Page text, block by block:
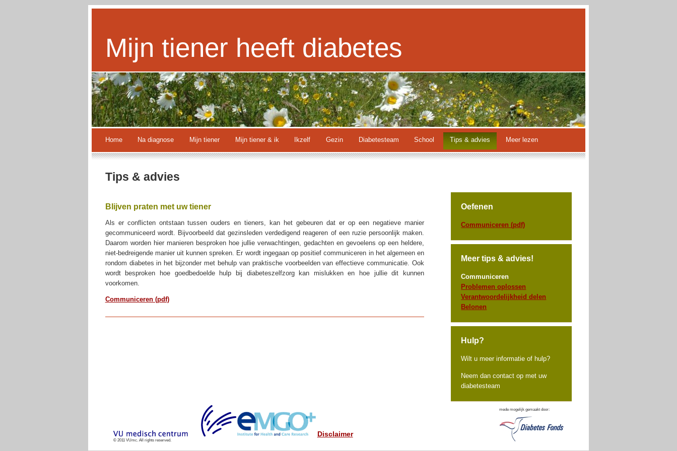
Mijn tiener heeft diabetes
Home Na diagnose Mijn tiener Mijn tiener & ik Ikzelf Gezin Diabetesteam School Tips & advies Meer lezen
Tips & advies
Blijven praten met uw tiener
Als er conflicten ontstaan tussen ouders en tieners, kan het gebeuren dat er op een negatieve manier
gecommuniceerd wordt. Bijvoorbeeld dat gezinsleden verdedigend reageren of een ruzie persoonlijk maken.
Daarom worden hier manieren besproken hoe jullie verwachtingen, gedachten en gevoelens op een heldere,
niet-bedreigende manier uit kunnen spreken. Er wordt ingegaan op positief communiceren in het algemeen en
rondom diabetes in het bijzonder met behulp van praktische voorbeelden van effectieve communicatie. Ook
wordt besproken hoe goedbedoelde hulp bij diabeteszelfzorg kan mislukken en hoe jullie dit kunnen
voorkomen.
Communiceren (pdf)
Oefenen
Communiceren (pdf)
Meer tips & advies!
Communiceren
Problemen oplossen
Verantwoordelijkheid delen
Belonen
Hulp?
Wilt u meer informatie of hulp?
Neem dan contact op met uw
diabetesteam
mede mogelijk gemaakt door:
Disclaimer
© 2011 VUmc. All rights reserved.